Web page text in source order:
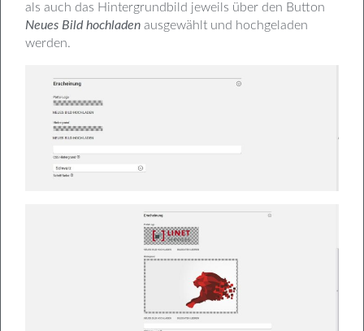
als auch das Hintergrundbild jeweils über den Button
Neues Bild hochladen ausgewählt und hochgeladen
werden.